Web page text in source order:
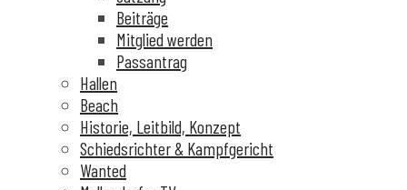
Beiträge
Mitglied werden
Passantrag
Hallen
Beach
Historie, Leitbild, Konzept
Schiedsrichter & Kampfgericht
Wanted